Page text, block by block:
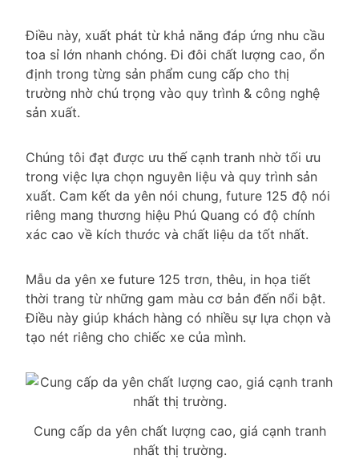
Điều này, xuất phát từ khả năng đáp ứng nhu cầu
toa sỉ lớn nhanh chóng. Đi đôi chất lượng cao, ổn
định trong từng sản phẩm cung cấp cho thị
trường nhờ chú trọng vào quy trình & công nghệ
sản xuất.
Chúng tôi đạt được ưu thế cạnh tranh nhờ tối ưu
trong việc lựa chọn nguyên liệu và quy trình sản
xuất. Cam kết da yên nói chung, future 125 độ nói
riêng mang thương hiệu Phú Quang có độ chính
xác cao về kích thước và chất liệu da tốt nhất.
Mẫu da yên xe future 125 trơn, thêu, in họa tiết
thời trang từ những gam màu cơ bản đến nổi bật.
Điều này giúp khách hàng có nhiều sự lựa chọn và
tạo nét riêng cho chiếc xe của mình.
Cung cấp da yên chất lượng cao, giá cạnh tranh
nhất thị trường.